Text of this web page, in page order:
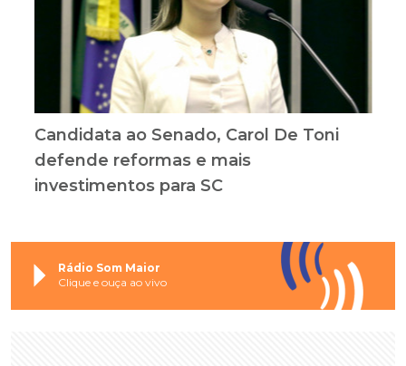
Candidata ao Senado, Carol De Toni
defende reformas e mais
investimentos para SC
Rádio Som Maior
Clique e ouça ao vivo